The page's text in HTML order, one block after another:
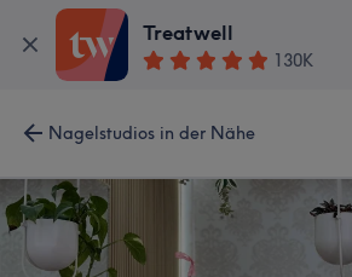
Treatwell
130K
Nagelstudios in der Nähe